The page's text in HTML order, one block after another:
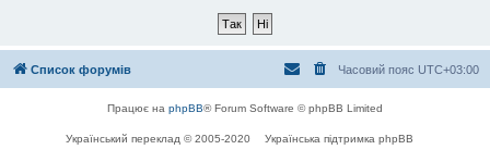
Список форумів Часовий пояс UTC+03:00
Працює на phpBB® Forum Software © phpBB Limited
Український переклад © 2005-2020 Українська підтримка phpBB